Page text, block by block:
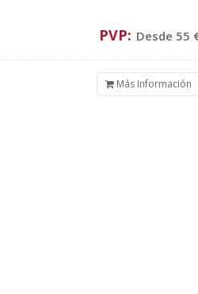
PVP: Desde 55
Más Información